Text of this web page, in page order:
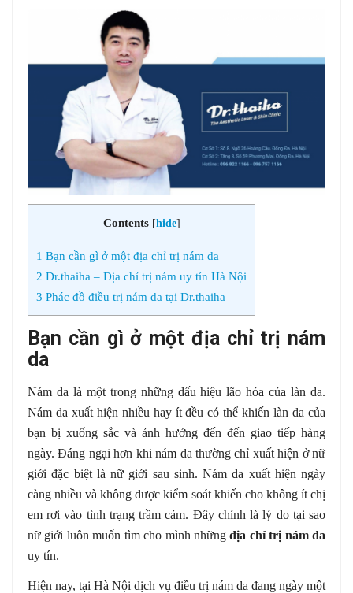
Contents [hide]
1 Bạn cần gì ở một địa chỉ trị nám da
2 Dr.thaiha – Địa chỉ trị nám uy tín Hà Nội
3 Phác đồ điều trị nám da tại Dr.thaiha
Bạn cần gì ở một địa chỉ trị nám
da
Nám da là một trong những dấu hiệu lão hóa của làn da.
Nám da xuất hiện nhiều hay ít đều có thể khiến làn da của
bạn bị xuống sắc và ảnh hưởng đến đến giao tiếp hàng
ngày. Đáng ngại hơn khi nám da thường chỉ xuất hiện ở nữ
giới đặc biệt là nữ giới sau sinh. Nám da xuất hiện ngày
càng nhiều và không được kiểm soát khiến cho không ít chị
em rơi vào tình trạng trầm cảm. Đây chính là lý do tại sao
nữ giới luôn muốn tìm cho mình nhữngđịa chỉ trị nám da
uy tín.
Hiện nay, tại Hà Nội dịch vụ điều trị nám da đang ngày một